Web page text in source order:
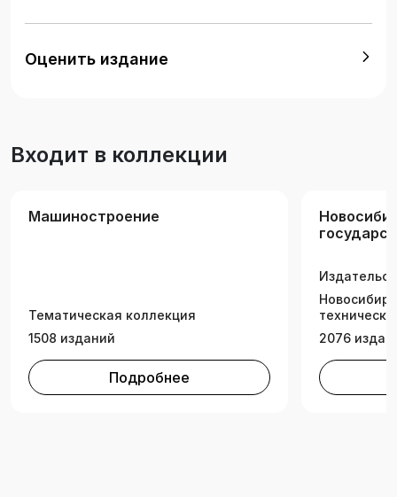
Материал подкреплен конкретными
примерами. Предназначено для студентов
машиностроительных специальностей высших
Оценить издание
Входит в коллекции
Машиностроение
Тематическая коллекция
1508 изданий
Подробнее
2076